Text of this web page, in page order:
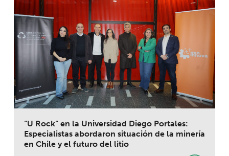
“U Rock” en la Universidad Diego Portales:
Especialistas abordaron situación de la minería
en Chile y el futuro del litio